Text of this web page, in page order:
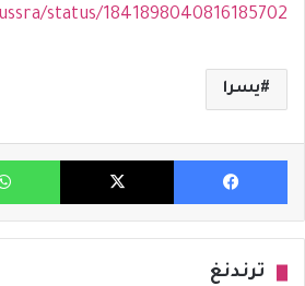
status/1841898040816185702
يسرا
فيسبوك X
ترندنغ